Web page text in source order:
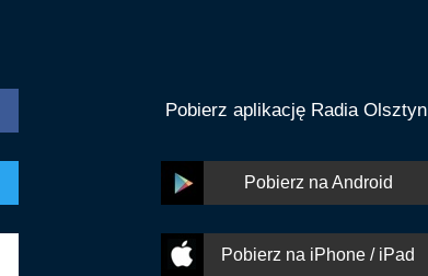
Pobierz aplikację Radia Olsztyn
Pobierz na Android
Pobierz na iPhone / iPad